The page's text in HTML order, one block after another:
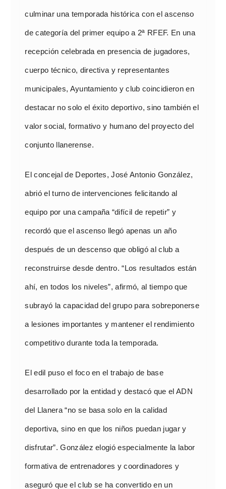
culminar una temporada histórica con el ascenso
de categoría del primer equipo a 2ª RFEF. En una
recepción celebrada en presencia de jugadores,
cuerpo técnico, directiva y representantes
municipales, Ayuntamiento y club coincidieron en
destacar no solo el éxito deportivo, sino también el
valor social, formativo y humano del proyecto del
conjunto llanerense.
El concejal de Deportes, José Antonio González,
abrió el turno de intervenciones felicitando al
equipo por una campaña “difícil de repetir” y
recordó que el ascenso llegó apenas un año
después de un descenso que obligó al club a
reconstruirse desde dentro. “Los resultados están
ahí, en todos los niveles”, afirmó, al tiempo que
subrayó la capacidad del grupo para sobreponerse
a lesiones importantes y mantener el rendimiento
competitivo durante toda la temporada.
El edil puso el foco en el trabajo de base
desarrollado por la entidad y destacó que el ADN
del Llanera “no se basa solo en la calidad
deportiva, sino en que los niños puedan jugar y
disfrutar”. González elogió especialmente la labor
formativa de entrenadores y coordinadores y
aseguró que el club se ha convertido en un